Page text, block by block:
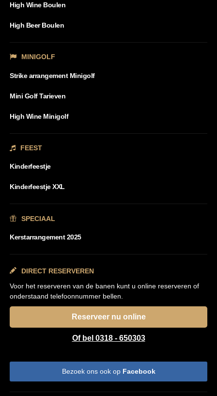
High Wine Boulen
High Beer Boulen
MINIGOLF
Strike arrangement Minigolf
Mini Golf Tarieven
High Wine Minigolf
FEEST
Kinderfeestje
Kinderfeestje XXL
SPECIAAL
Kerstarrangement 2025
DIRECT RESERVEREN
Voor het reserveren van de banen kunt u online reserveren of
onderstaand telefoonnummer bellen.
Reserveer nu online
Of bel 0318 - 650303
Bezoek ons ook op Facebook